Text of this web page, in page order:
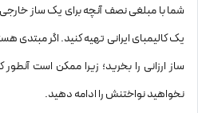
شما با مبلغی نصف آنچه برای یک ساز
یک کالیمبای ایرانی تهیه کنید. اگر مبتدی
ساز ارزانی را بخرید؛ زیرا ممکن است
نخواهید نواختنش را ادامه دهید.